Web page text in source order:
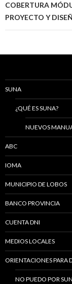
COBERTURA
PROYECTO Y
SUNA
¿QUÉ ES SUNA?
NUEVOS
ABC
IOMA
MUNICIPIO DE LOBOS
BANCO PROVINCIA
CUENTA DNI
MEDIOS LOCALES
ORIENTACIONES PARA
NO PUEDO POR